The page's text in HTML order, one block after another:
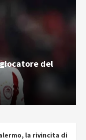
del
la rivincita di